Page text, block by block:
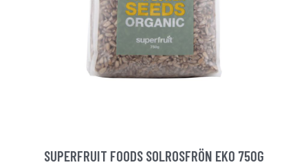
SUPERFRUIT FOODS SOLROSFRÖN EKO 750G